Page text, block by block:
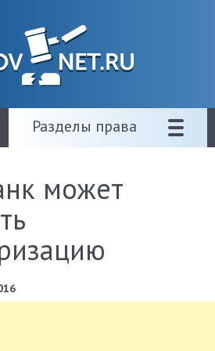
Разделы права
может